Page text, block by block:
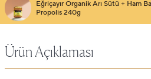
Eğriçayır Organik Arı Sütü + Ham
Propolis 240g
Ürün Açıklaması